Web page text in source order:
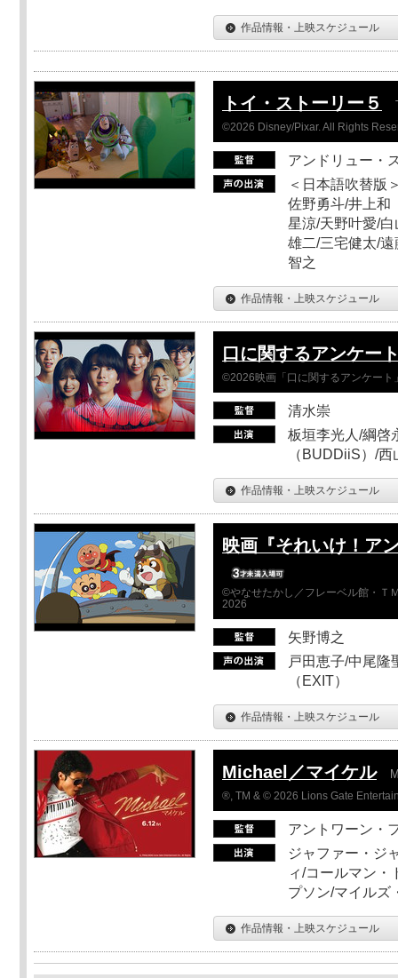
作品情報・上映スケジュール
トイ・ストーリー５
©2026 Disney/Pixar. All Rights
アンドリュー・
＜日本語吹替版
佐野勇斗/井上和
星涼/天野叶愛/
雄二/三宅健太/
智之
作品情報・上映スケジュール
口に関するアンケー
©2026映画「口に関するアンケート
清水崇
板垣李光人/綱啓
（BUDDiiS）/
作品情報・上映スケジュール
映画『それいけ！ア
©やなせたかし／フレーベル館・Ｔ
2026
矢野博之
戸田恵子/中尾隆
（EXIT）
作品情報・上映スケジュール
Michael／マイケル
®, TM & © 2026 Lions Gate
アントワーン・
ジャファー・ジ
ィ/コールマン・
プソン/マイルズ
作品情報・上映スケジュール